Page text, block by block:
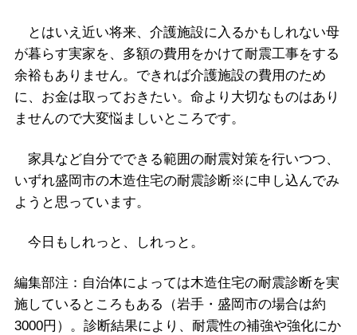
とはいえ近い将来、介護施設に入るかもしれない母
が暮らす実家を、多額の費用をかけて耐震工事をする
余裕もありません。できれば介護施設の費用のため
に、お金は取っておきたい。命より大切なものはあり
ませんので大変悩ましいところです。
家具など自分でできる範囲の耐震対策を行いつつ、
いずれ盛岡市の木造住宅の耐震診断※に申し込んでみ
ようと思っています。
今日もしれっと、しれっと。
編集部注：自治体によっては木造住宅の耐震診断を実
施しているところもある（岩手・盛岡市の場合は約
3000円）。診断結果により、耐震性の補強や強化にか